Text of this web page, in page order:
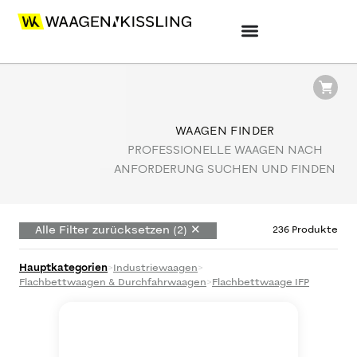
WAAGEN FINDER
PROFESSIONELLE WAAGEN NACH
ANFORDERUNG SUCHEN UND FINDEN
Hauptkategorien (2
Industriewaagen
Alle Filter zurücksetzen (2) ✕ 236 Produkte
Hauptkategorien>Industriewaagen>
Flachbettwaagen & Durchfahrwaagen>Flachbettwaage IFP